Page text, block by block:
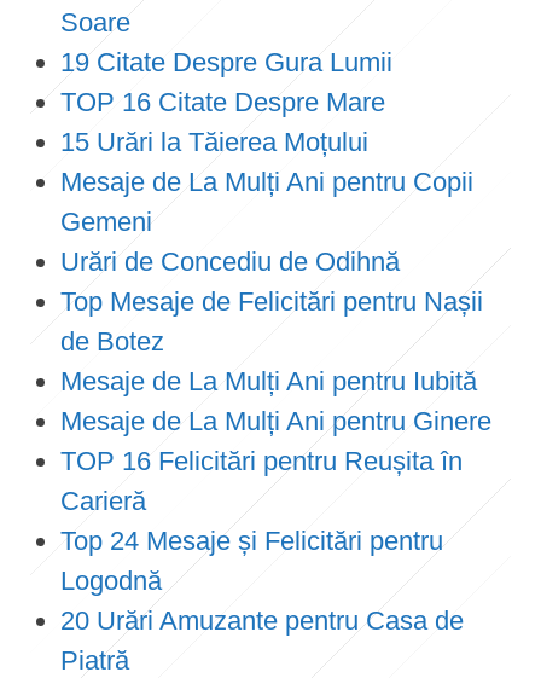
Soare
19 Citate Despre Gura Lumii
TOP 16 Citate Despre Mare
15 Urări la Tăierea Moțului
Mesaje de La Mulți Ani pentru Copii
Gemeni
Urări de Concediu de Odihnă
Top Mesaje de Felicitări pentru Nașii
de Botez
Mesaje de La Mulți Ani pentru Iubită
Mesaje de La Mulți Ani pentru Ginere
TOP 16 Felicitări pentru Reușita în
Carieră
Top 24 Mesaje și Felicitări pentru
Logodnă
20 Urări Amuzante pentru Casa de
Piatră